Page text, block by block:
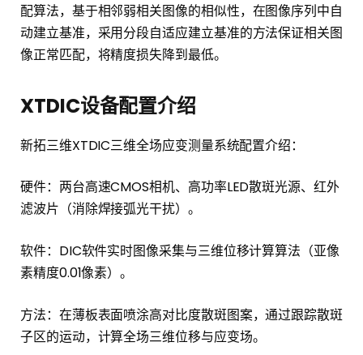
配算法，基于相邻弱相关图像的相似性，在图像序列中自
动建立基准，采用分段自适应建立基准的方法保证相关图
像正常匹配，将精度损失降到最低。
XTDIC设备配置介绍
新拓三维XTDIC三维全场应变测量系统配置介绍：
硬件：两台高速CMOS相机、高功率LED散斑光源、红外
滤波片（消除焊接弧光干扰）。
软件：DIC软件实时图像采集与三维位移计算算法（亚像
素精度0.01像素）。
方法：在薄板表面喷涂高对比度散斑图案，通过跟踪散斑
子区的运动，计算全场三维位移与应变场。